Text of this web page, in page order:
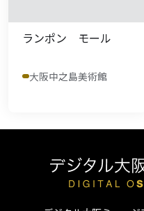
ランポン モール
大阪中之島美術館